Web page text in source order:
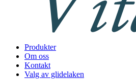
Produkter
Om oss
Kontakt
Valg av glidelaken